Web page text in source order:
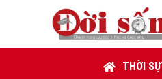
THỜI SỰ